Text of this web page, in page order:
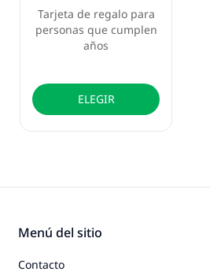
Tarjeta de regalo para
personas que cumplen
años
ELEGIR
Menú del sitio
Contacto